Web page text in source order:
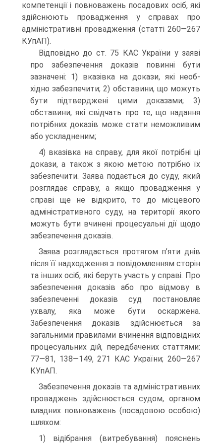
компетенції і пов­новажень посадових осіб, які
здійснюють провадження у справах про
адміністративні провадження (статті 260—267
КУпАП).
Відповідно до ст. 75 КАС України у заяві
про забезпечення доказів повинні бути
зазначені: 1) вказівка на докази, які необ­
хідно забезпечити; 2) обставини, що можуть
бути підтверджені цими доказами; 3)
обставини, які свідчать про те, що надання
потрібних доказів може стати неможливим
або ускладненим;
4) вказівка на справу, для якої потрібні ці
докази, а також з якою метою потрібно їх
забезпечити. Заява подається до суду, який
розглядає справу, а якщо провадження у
справі ще не відкрито, то до місцевого
адміністративного суду, на території якого
мо­жуть бути вчинені процесуальні дії щодо
забезпечення доказів.
Заява розглядається протягом п’яти днів
після її надходжен­ня з повідомленням сторін
та інших осіб, які беруть участь у справі. Про
забезпечення доказів або про відмову в
забезпечен­ні доказів суд постановляє
ухвалу, яка може бути оскаржена.
Забезпечення доказів здійснюється за
загальними правилами вчинення відповідних
процесуальних дій, передбачених стаття­ми:
77—81, 138—149, 271 КАС України; 260—267
КУпАП.
Забезпечення доказів та адміністративних
проваджень здій­снюється судом, органом
владних повноважень (посадовою особою)
шляхом:
1) відібрання (витребування) пояснень